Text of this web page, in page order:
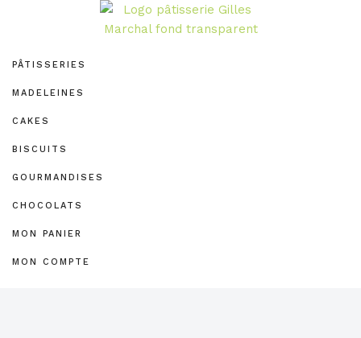
navigation
principale
principal
de
page
PÂTISSERIES
MADELEINES
CAKES
BISCUITS
GOURMANDISES
CHOCOLATS
MON PANIER
MON COMPTE